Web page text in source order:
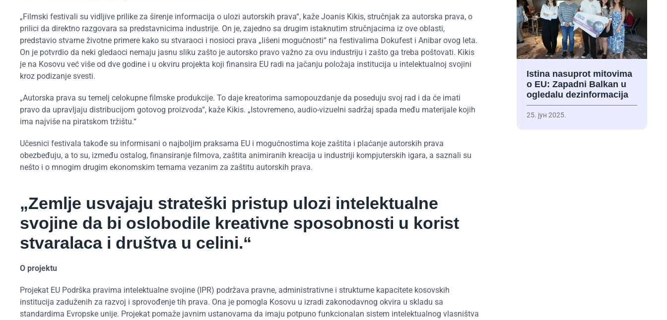
„Filmski festivali su vidljive prilike za širenje informacija o ulozi autorskih prava“, kaže Joanis Kikis, stručnjak za autorska prava, o
prilici da direktno razgovara sa predstavnicima industrije. On je, zajedno sa drugim istaknutim stručnjacima iz ove oblasti,
predstavio stvarne životne primere kako su stvaraoci i nosioci prava „lišeni mogućnosti“ na festivalima Dokufest i Anibar ovog leta.
On je potvrdio da neki gledaoci nemaju jasnu sliku zašto je autorsko pravo važno za ovu industriju i zašto ga treba poštovati. Kikis
je na Kosovu već više od dve godine i u okviru projekta koji finansira EU radi na jačanju položaja institucija u intelektualnoj svojini
kroz podizanje svesti.
„Autorska prava su temelj celokupne filmske produkcije. To daje kreatorima samopouzdanje da poseduju svoj rad i da će imati
pravo da upravljaju distribucijom gotovog proizvoda“, kaže Kikis. „Istovremeno, audio-vizuelni sadržaj spada među materijale kojih
ima najviše na piratskom tržištu.“
Učesnici festivala takođe su informisani o najboljim praksama EU i mogućnostima koje zaštita i plaćanje autorskih prava
obezbeđuju, a to su, između ostalog, finansiranje filmova, zaštita animiranih kreacija u industriji kompjuterskih igara, a saznali su
nešto i o mnogim drugim ekonomskim temama vezanim za zaštitu autorskih prava.
„Zemlje usvajaju strateški pristup ulozi intelektualne
svojine da bi oslobodile kreativne sposobnosti u korist
stvaralaca i društva u celini.“
O projektu
Projekat EU Podrška pravima intelektualne svojine (IPR) podržava pravne, administrativne i strukturne kapacitete kosovskih
institucija zaduženih za razvoj i sprovođenje tih prava. Ona je pomogla Kosovu u izradi zakonodavnog okvira u skladu sa
standardima Evropske unije. Projekat pomaže javnim ustanovama da imaju potpuno funkcionalan sistem intelektualnog vlasništva
Istina nasuprot mitovima
o EU: Zapadni Balkan u
ogledalu dezinformacija
25. јун 2025.